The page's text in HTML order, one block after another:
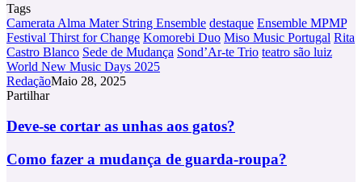
Tags
Camerata Alma Mater String Ensemble destaque Ensemble MPMP
Festival Thirst for Change Komorebi Duo Miso Music Portugal Rita
Castro Blanco Sede de Mudança Sond’Ar-te Trio teatro são luiz
World New Music Days 2025
RedaçãoMaio 28, 2025
Partilhar
Via
Deve-
cortar
as
Deve-se cortar as unhas aos gatos?
Como
Como fazer a mudança de guarda-roupa?